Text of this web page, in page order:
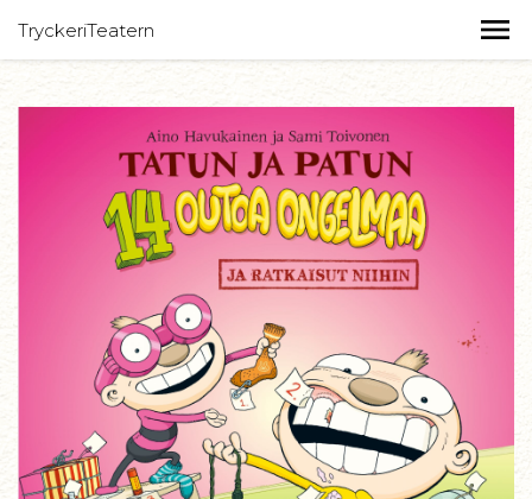
TryckeriTeatern